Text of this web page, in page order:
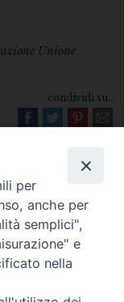
Unione
condividi su...
•
per
anche per
semplici",
e
nella